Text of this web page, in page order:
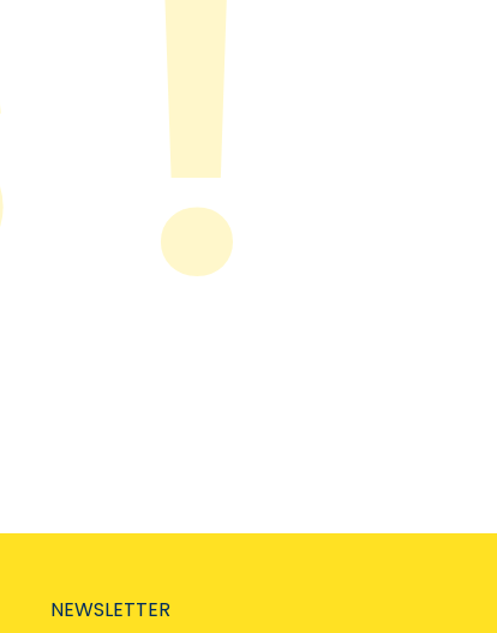
NEWSLETTER